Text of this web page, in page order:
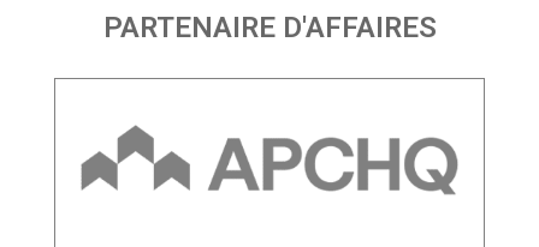
PARTENAIRE D'AFFAIRES